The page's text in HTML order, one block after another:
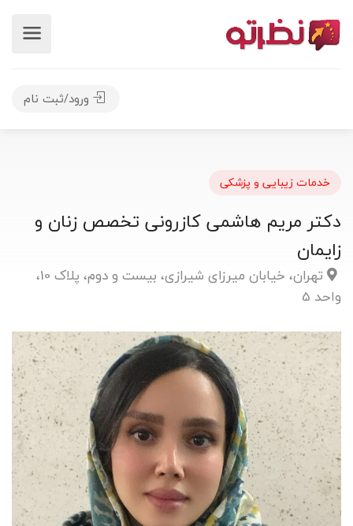
ورود/ثبت نام
خدمات زیبایی و پزشکی
دکتر مریم هاشمی کازرونی تخصص زنان و
زایمان
تهران، خیابان میرزای شیرازی، بیست و دوم، پلاک 10،
واحد 5